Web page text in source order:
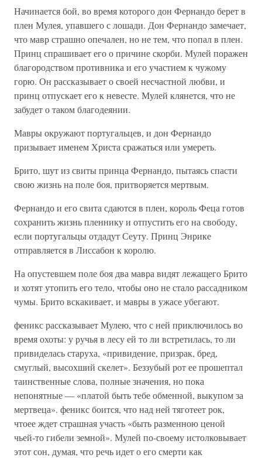
Начинается бой, во время которого дон Фернандо берет в
плен Мулея, упавшего с лошади. Дон Фернандо замечает,
что мавр страшно опечален, но не тем, что попал в плен.
Принц спрашивает его о причине скорби. Мулей поражен
благородством противника и его участием к чужому
горю. Он рассказывает о своей несчастной любви, и
принц отпускает его к невесте. Мулей клянется, что не
забудет о таком благодеянии.
Мавры окружают португальцев, и дон Фернандо
призывает именем Христа сражаться или умереть.
Брито, шут из свиты принца Фернандо, пытаясь спасти
свою жизнь на поле боя, притворяется мертвым.
Фернандо и его свита сдаются в плен, король Феца готов
сохранить жизнь пленнику и отпустить его на свободу,
если португальцы отдадут Сеуту. Принц Энрике
отправляется в Лиссабон к королю.
На опустевшем поле боя два мавра видят лежащего Брито
и хотят утопить его тело, чтобы оно не стало рассадником
чумы. Брито вскакивает, и мавры в ужасе убегают.
феникс рассказывает Мулею, что с ней приключилось во
время охоты: у ручья в лесу ей то ли встретилась, то ли
привиделась старуха, «привидение, призрак, бред,
смуглый, высохший скелет». Беззубый рот ее прошептал
таинственные слова, полные значения, но пока
непонятные — «платой быть тебе обменной, выкупом за
мертвеца». феникс боится, что над ней тяготеет рок,
чтоее ждет страшная участь «быть разменною ценой
чьей-то гибели земной». Мулей по-своему истолковывает
этот сон, думая, что речь идет о его смерти как